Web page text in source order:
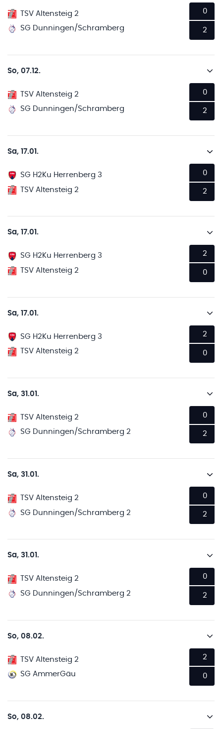
TSV Altensteig 2
SG Dunningen/Schramberg
0
2
So, 07.12.
TSV Altensteig 2
SG Dunningen/Schramberg
0
2
Sa, 17.01.
SG H2Ku Herrenberg 3
TSV Altensteig 2
0
2
Sa, 17.01.
SG H2Ku Herrenberg 3
TSV Altensteig 2
2
0
Sa, 17.01.
SG H2Ku Herrenberg 3
TSV Altensteig 2
2
0
Sa, 31.01.
TSV Altensteig 2
SG Dunningen/Schramberg 2
0
2
Sa, 31.01.
TSV Altensteig 2
SG Dunningen/Schramberg 2
0
2
Sa, 31.01.
TSV Altensteig 2
SG Dunningen/Schramberg 2
0
2
So, 08.02.
TSV Altensteig 2
SG AmmerGäu
2
0
So, 08.02.